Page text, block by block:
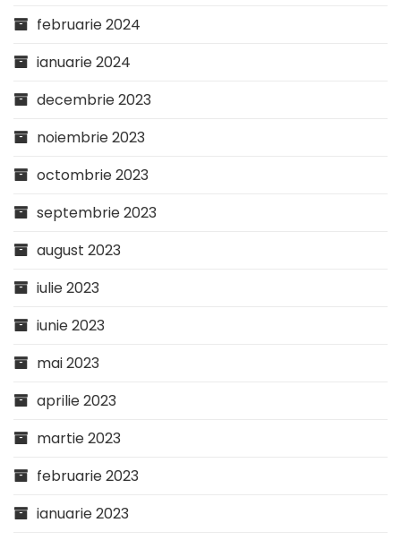
februarie 2024
ianuarie 2024
decembrie 2023
noiembrie 2023
octombrie 2023
septembrie 2023
august 2023
iulie 2023
iunie 2023
mai 2023
aprilie 2023
martie 2023
februarie 2023
ianuarie 2023